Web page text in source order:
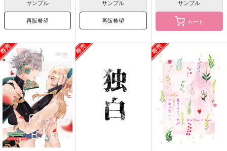
サンプル
再販希望
サンプル
再販希望
サンプル
カート